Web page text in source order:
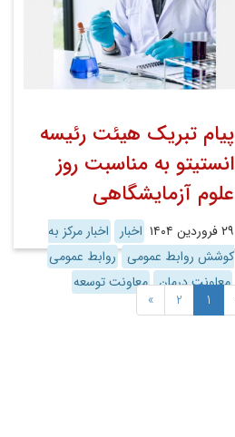
پیام تبریک هیئت رئیسه
انستیتو به مناسبت روز
علوم آزمایشگاهی
۲۹ فروردین ۱۴۰۴ اخبار
اخبار مرکز به
کوشش روابط عمومی روابط عمومی
معاونت درمان معاونت توسعه
1
2
»